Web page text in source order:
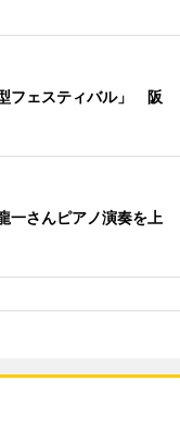
フェスティバル」 阪
一さんピアノ演奏を上